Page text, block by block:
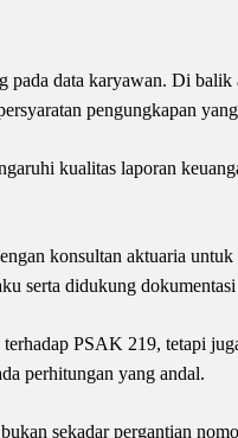
data karyawan. Di
pengungkapan
kualitas laporan
konsultan aktuaria
serta didukung
PSAK 219, tetapi
perhitungan yang andal.
sekadar pergantian